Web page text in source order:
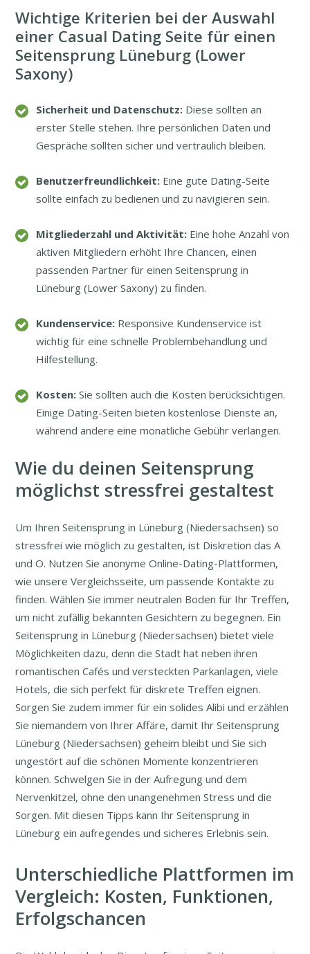
Wichtige Kriterien bei der Auswahl
einer Casual Dating Seite für einen
Seitensprung Lüneburg (Lower
Saxony)
Sicherheit und Datenschutz: Diese sollten an
erster Stelle stehen. Ihre persönlichen Daten und
Gespräche sollten sicher und vertraulich bleiben.
Benutzerfreundlichkeit: Eine gute Dating-Seite
sollte einfach zu bedienen und zu navigieren sein.
Mitgliederzahl und Aktivität: Eine hohe Anzahl von
aktiven Mitgliedern erhöht Ihre Chancen, einen
passenden Partner für einen Seitensprung in
Lüneburg (Lower Saxony) zu finden.
Kundenservice: Responsive Kundenservice ist
wichtig für eine schnelle Problembehandlung und
Hilfestellung.
Kosten: Sie sollten auch die Kosten berücksichtigen.
Einige Dating-Seiten bieten kostenlose Dienste an,
während andere eine monatliche Gebühr verlangen.
Wie du deinen Seitensprung
möglichst stressfrei gestaltest
Um Ihren Seitensprung in Lüneburg (Niedersachsen) so
stressfrei wie möglich zu gestalten, ist Diskretion das A
und O. Nutzen Sie anonyme Online-Dating-Plattformen,
wie unsere Vergleichsseite, um passende Kontakte zu
finden. Wählen Sie immer neutralen Boden für Ihr Treffen,
um nicht zufällig bekannten Gesichtern zu begegnen. Ein
Seitensprung in Lüneburg (Niedersachsen) bietet viele
Möglichkeiten dazu, denn die Stadt hat neben ihren
romantischen Cafés und versteckten Parkanlagen, viele
Hotels, die sich perfekt für diskrete Treffen eignen.
Sorgen Sie zudem immer für ein solides Alibi und erzählen
Sie niemandem von Ihrer Affäre, damit Ihr Seitensprung
Lüneburg (Niedersachsen) geheim bleibt und Sie sich
ungestört auf die schönen Momente konzentrieren
können. Schwelgen Sie in der Aufregung und dem
Nervenkitzel, ohne den unangenehmen Stress und die
Sorgen. Mit diesen Tipps kann Ihr Seitensprung in
Lüneburg ein aufregendes und sicheres Erlebnis sein.
Unterschiedliche Plattformen im
Vergleich: Kosten, Funktionen,
Erfolgschancen